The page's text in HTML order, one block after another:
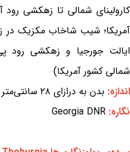
کارولینای شمالی تا زهکشی رود
آمریکا؛ شیب شاخاب مکزیک در
ایالت جورجیا و زهکشی رود
شمالی کشور آمریکا)
اندازه: بدن به درازای ۲۸ سانتی‌متر
نگاره: Georgia DNR